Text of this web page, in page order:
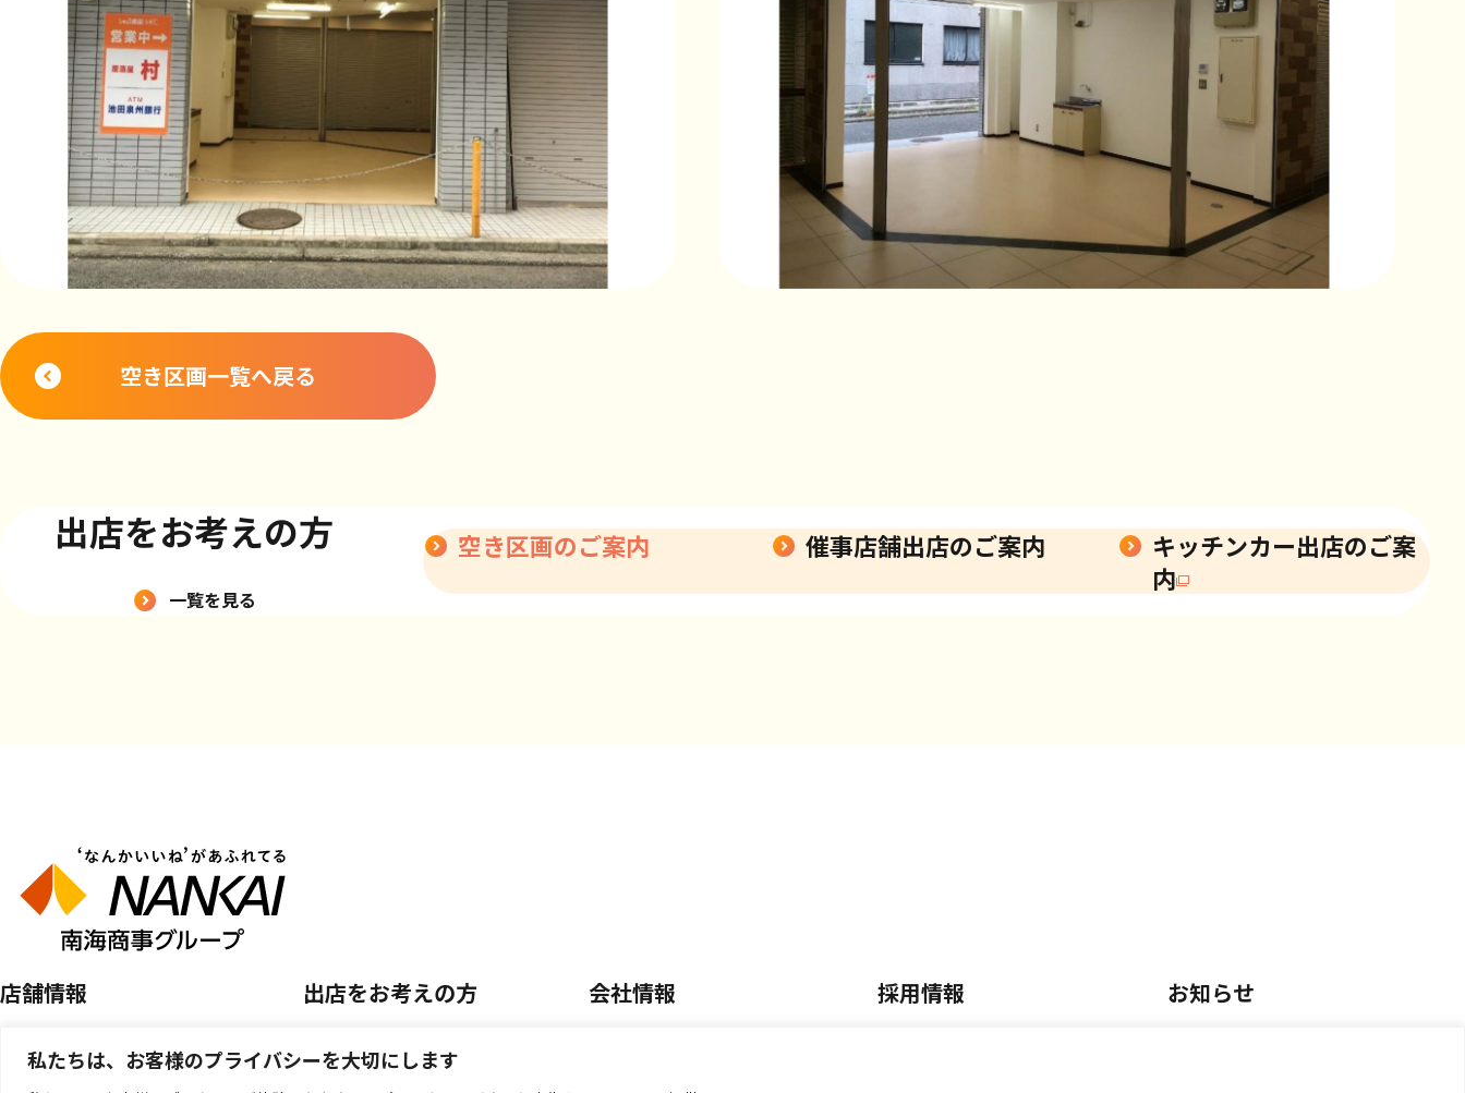
私たちは、お客様のプライバシーを大切にします
空き区画一覧へ戻る
出店をお考えの方
一覧を見る
空き区画のご案内 催事店舗出店のご案内
キッチンカー出店のご案
内
店舗情報
店舗を探す
開催中のPOP UP SHOP
出店をお考えの方
空き区画のご案内
催事店舗出店のご案内
会社情報
事業内容
採用情報 お知らせ